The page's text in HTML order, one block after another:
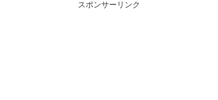
スポンサーリンク